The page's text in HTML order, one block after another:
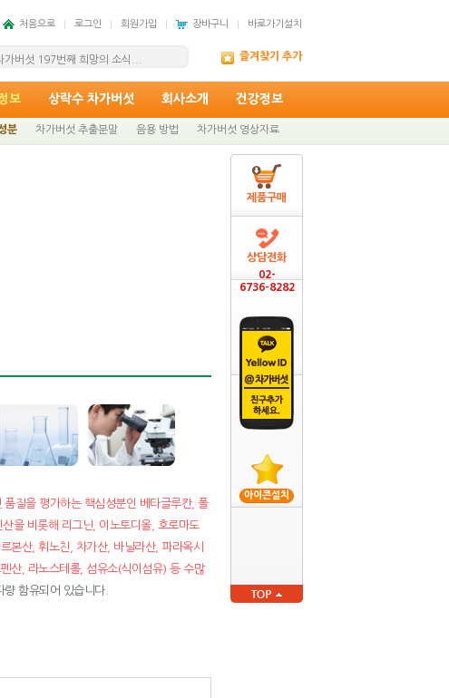
제품구매
상담전화
02-
6736-8282
아이콘설치
처음으로 로그인 회원가입 장바구니 바로가기설치
가버섯 197번째 희망의 소식...
즐겨찾기 추가
보
분 차가버섯 추출분말 음용 방법 차가버섯 영상자료
상락수 차가버섯 회사소개 건강정보
품질을 평가하는 핵심성분인 베타글루칸, 폴
을 비롯해 리그닌, 이노토디올, 호로마도
본산, 휘노친, 차가산, 바닐라산, 파라옥시
산, 라노스테롤, 섬유소(식이섬유) 등 수많
량 함유되어 있습니다.